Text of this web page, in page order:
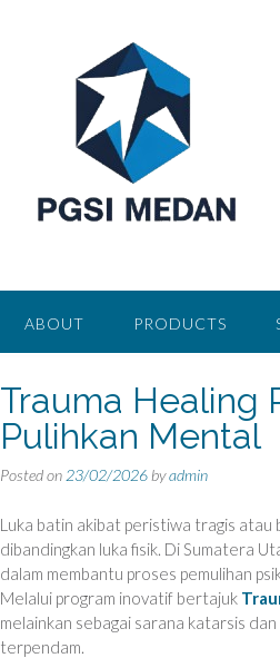
ABOUT PRODUCTS
Trauma Healing
Pulihkan Mental
Posted on 23/02/2026 byadmin
Luka batin akibat peristiwa tragis atau
dibandingkan luka fisik. Di Sumatera
dalam membantu proses pemulihan
Melalui program inovatif bertajuk
melainkan sebagai sarana katarsis
terpendam.